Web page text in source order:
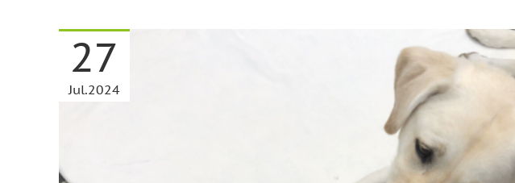
27
Jul 2024